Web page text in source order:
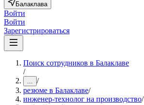
Балаклава
Войти
Войти
Зарегистрироваться
Поиск сотрудников в Балаклаве
/
... /
резюме в Балаклаве/
инженер-технолог на производство/